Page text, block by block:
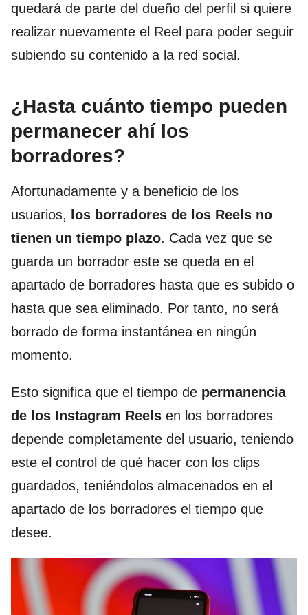
quedará de parte del dueño del perfil si quiere
realizar nuevamente el Reel para poder seguir
subiendo su contenido a la red social.
¿Hasta cuánto tiempo pueden
permanecer ahí los
borradores?
Afortunadamente y a beneficio de los
usuarios,
los borradores de los Reels no
tienen un tiempo plazo. Cada vez que se
guarda un borrador este se queda en el
apartado de borradores hasta que es subido o
hasta que sea eliminado. Por tanto, no será
borrado de forma instantánea en ningún
momento.
Esto significa que el tiempo de permanencia
de los Instagram Reels en los borradores
depende completamente del usuario, teniendo
este el control de qué hacer con los clips
guardados, teniéndolos almacenados en el
apartado de los borradores el tiempo que
desee.